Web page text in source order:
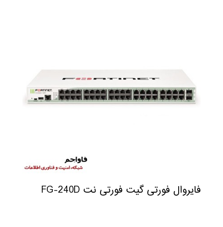
فایروال فورتی گیت فورتی نت FG-240D